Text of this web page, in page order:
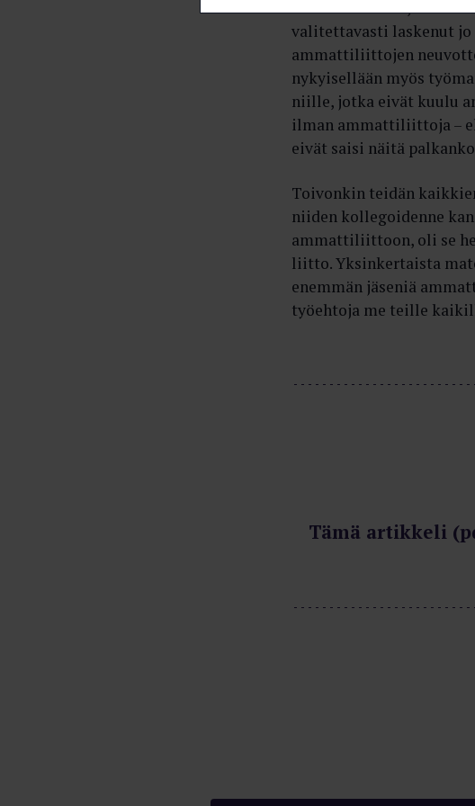
valitettavasti laskenut jo
ammattiliittojen
nykyisellään myös
niille, jotka eivät kuulu
ilman ammattiliittoja –
eivät saisi näitä
Toivonkin teidän
niiden kollegoidenne
ammattiliittoon, oli se
liitto. Yksinkertaista
enemmän jäseniä
työehtoja me teille
Tämä artikkeli